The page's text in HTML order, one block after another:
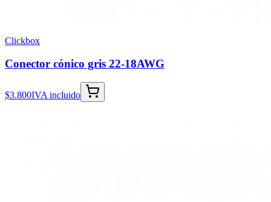
Clickbox
Conector cónico gris 22-18AWG
$3.800IVA incluido